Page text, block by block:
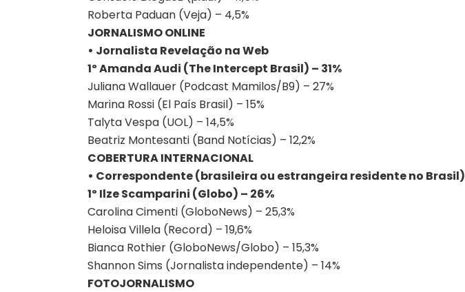
Roberta Paduan (Veja) – 4,5%
JORNALISMO ONLINE
• Jornalista Revelação na Web
1º Amanda Audi (The Intercept Brasil) – 31%
Juliana Wallauer (Podcast Mamilos/B9) – 27%
Marina Rossi (El País Brasil) – 15%
Talyta Vespa (UOL) – 14,5%
Beatriz Montesanti (Band Notícias) – 12,2%
COBERTURA INTERNACIONAL
• Correspondente (brasileira ou estrangeira residente no Brasil)
1º Ilze Scamparini (Globo) – 26%
Carolina Cimenti (GloboNews) – 25,3%
Heloisa Villela (Record) – 19,6%
Bianca Rothier (GloboNews/Globo) – 15,3%
Shannon Sims (Jornalista independente) – 14%
FOTOJORNALISMO